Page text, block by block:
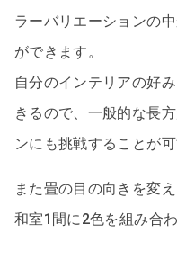
ラーバリエーションの
ができます。
自分のインテリアの好
きるので、一般的な長
ンにも挑戦することが可
また畳の目の向きを変
和室1間に2色を組み合